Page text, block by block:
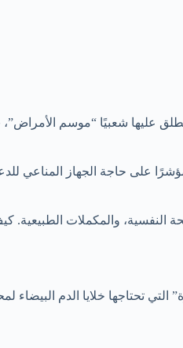
عليها شعبيًا “موسم الأمراض”،
على حاجة الجهاز المناعي
النفسية، والمكملات الطبيعية.
التي تحتاجها خلايا الدم البيضاء